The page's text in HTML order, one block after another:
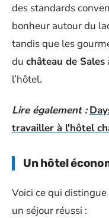
des standards
bonheur autour du
tandis que les
du château de Sales
l’hôtel.
Lire également :
travailler à l'hôtel
Un hôtel
Voici ce qui
un séjour réussi :